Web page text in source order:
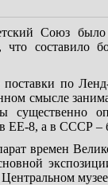
Союз
составило
по
смысле
существенно
ЕЕ-8, а в СССР –
времен